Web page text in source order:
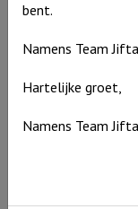
bent.
Namens Team
Hartelijke groet,
Namens Team